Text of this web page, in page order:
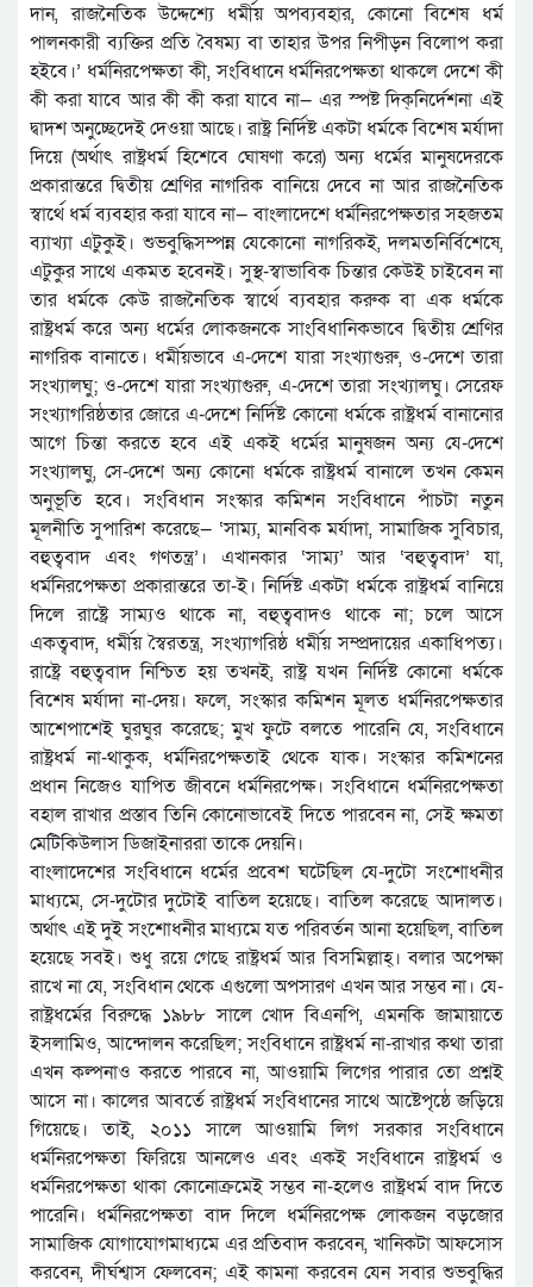
দান, রাজনৈতিক উদ্দেশ্যে ধর্মীয় অপব্যবহার, কোনো বিশেষ ধর্ম
পালনকারী ব্যক্তির প্রতি বৈষম্য বা তাহার উপর নিপীড়ন বিলোপ করা
হইবে।’ ধর্মনিরপেক্ষতা কী, সংবিধানে ধর্মনিরপেক্ষতা থাকলে দেশে কী
কী করা যাবে আর কী কী করা যাবে না— এর স্পষ্ট দিক্‌নির্দেশনা এই
দ্বাদশ অনুচ্ছেদেই দেওয়া আছে। রাষ্ট্র নির্দিষ্ট একটা ধর্মকে বিশেষ মর্যাদা
দিয়ে (অর্থাৎ রাষ্ট্রধর্ম হিশেবে ঘোষণা করে) অন্য ধর্মের মানুষদেরকে
প্রকারান্তরে দ্বিতীয় শ্রেণির নাগরিক বানিয়ে দেবে না আর রাজনৈতিক
স্বার্থে ধর্ম ব্যবহার করা যাবে না— বাংলাদেশে ধর্মনিরপেক্ষতার সহজতম
ব্যাখ্যা এটুকুই। শুভবুদ্ধিসম্পন্ন যেকোনো নাগরিকই, দলমতনির্বিশেষে,
এটুকুর সাথে একমত হবেনই। সুস্থ-স্বাভাবিক চিন্তার কেউই চাইবেন না
তার ধর্মকে কেউ রাজনৈতিক স্বার্থে ব্যবহার করুক বা এক ধর্মকে
রাষ্ট্রধর্ম করে অন্য ধর্মের লোকজনকে সাংবিধানিকভাবে দ্বিতীয় শ্রেণির
নাগরিক বানাতে। ধর্মীয়ভাবে এ-দেশে যারা সংখ্যাগুরু, ও-দেশে তারা
সংখ্যালঘু; ও-দেশে যারা সংখ্যাগুরু, এ-দেশে তারা সংখ্যালঘু। সেরেফ
সংখ্যাগরিষ্ঠতার জোরে এ-দেশে নির্দিষ্ট কোনো ধর্মকে রাষ্ট্রধর্ম বানানোর
আগে চিন্তা করতে হবে এই একই ধর্মের মানুষজন অন্য যে-দেশে
সংখ্যালঘু, সে-দেশে অন্য কোনো ধর্মকে রাষ্ট্রধর্ম বানালে তখন কেমন
অনুভূতি হবে। সংবিধান সংস্কার কমিশন সংবিধানে পাঁচটা নতুন
মূলনীতি সুপারিশ করেছে— ‘সাম্য, মানবিক মর্যাদা, সামাজিক সুবিচার,
বহুত্ববাদ এবং গণতন্ত্র’। এখানকার ‘সাম্য’ আর ‘বহুত্ববাদ’ যা,
ধর্মনিরপেক্ষতা প্রকারান্তরে তা-ই। নির্দিষ্ট একটা ধর্মকে রাষ্ট্রধর্ম বানিয়ে
দিলে রাষ্ট্রে সাম্যও থাকে না, বহুত্ববাদও থাকে না; চলে আসে
একত্ববাদ, ধর্মীয় স্বৈরতন্ত্র, সংখ্যাগরিষ্ঠ ধর্মীয় সম্প্রদায়ের একাধিপত্য।
রাষ্ট্রে বহুত্ববাদ নিশ্চিত হয় তখনই, রাষ্ট্র যখন নির্দিষ্ট কোনো ধর্মকে
বিশেষ মর্যাদা না-দেয়। ফলে, সংস্কার কমিশন মূলত ধর্মনিরপেক্ষতার
আশেপাশেই ঘুরঘুর করেছে; মুখ ফুটে বলতে পারেনি যে, সংবিধানে
রাষ্ট্রধর্ম না-থাকুক, ধর্মনিরপেক্ষতাই থেকে যাক। সংস্কার কমিশনের
প্রধান নিজেও যাপিত জীবনে ধর্মনিরপেক্ষ। সংবিধানে ধর্মনিরপেক্ষতা
বহাল রাখার প্রস্তাব তিনি কোনোভাবেই দিতে পারবেন না, সেই ক্ষমতা
মেটিকিউলাস ডিজাইনাররা তাকে দেয়নি।
বাংলাদেশের সংবিধানে ধর্মের প্রবেশ ঘটেছিল যে-দুটো সংশোধনীর
মাধ্যমে, সে-দুটোর দুটোই বাতিল হয়েছে। বাতিল করেছে আদালত।
অর্থাৎ এই দুই সংশোধনীর মাধ্যমে যত পরিবর্তন আনা হয়েছিল, বাতিল
হয়েছে সবই। শুধু রয়ে গেছে রাষ্ট্রধর্ম আর বিসমিল্লাহ্‌। বলার অপেক্ষা
রাখে না যে, সংবিধান থেকে এগুলো অপসারণ এখন আর সম্ভব না। যে-
রাষ্ট্রধর্মের বিরুদ্ধে ১৯৮৮ সালে খোদ বিএনপি, এমনকি জামায়াতে
ইসলামিও, আন্দোলন করেছিল; সংবিধানে রাষ্ট্রধর্ম না-রাখার কথা তারা
এখন কল্পনাও করতে পারবে না, আওয়ামি লিগের পারার তো প্রশ্নই
আসে না। কালের আবর্তে রাষ্ট্রধর্ম সংবিধানের সাথে আষ্টেপৃষ্ঠে জড়িয়ে
গিয়েছে। তাই, ২০১১ সালে আওয়ামি লিগ সরকার সংবিধানে
ধর্মনিরপেক্ষতা ফিরিয়ে আনলেও এবং একই সংবিধানে রাষ্ট্রধর্ম ও
ধর্মনিরপেক্ষতা থাকা কোনোক্রমেই সম্ভব না-হলেও রাষ্ট্রধর্ম বাদ দিতে
পারেনি। ধর্মনিরপেক্ষতা বাদ দিলে ধর্মনিরপেক্ষ লোকজন বড়জোর
সামাজিক যোগাযোগমাধ্যমে এর প্রতিবাদ করবেন, খানিকটা আফসোস
করবেন, দীর্ঘশ্বাস ফেলবেন; এই কামনা করবেন যেন সবার শুভবুদ্ধির